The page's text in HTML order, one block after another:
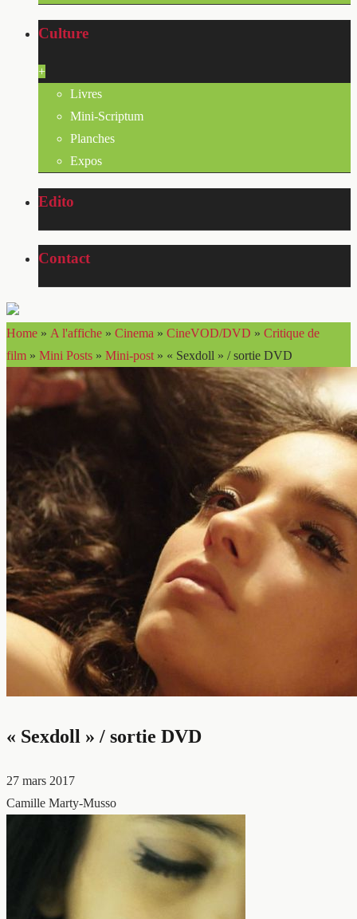
Culture
+
Livres
Mini-Scriptum
Planches
Expos
Edito
Contact
Home » A l'affiche » Cinema » CineVOD/DVD » Critique de
film » Mini Posts » Mini-post » « Sexdoll » / sortie DVD
« Sexdoll » / sortie DVD
27 mars 2017
Camille Marty-Musso